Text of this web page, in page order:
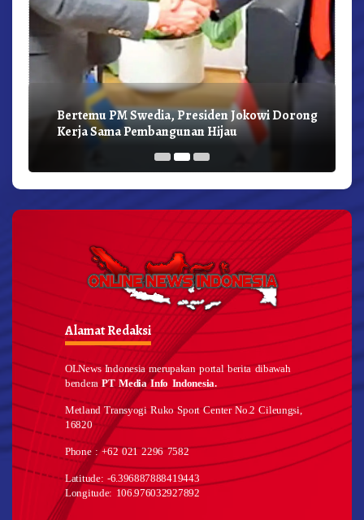
Bertemu PM Swedia, Presiden Jokowi Dorong
Kerja Sama Pembangunan Hijau
Alamat Redaksi
OLNews Indonesia merupakan portal berita dibawah
benderaPT Media Info Indonesia.
Metland Transyogi Ruko Sport Center No.2 Cileungsi,
16820
Phone : +62 021 2296 7582
Latitude: -6.396887888419443
Longitude: 106.976032927892